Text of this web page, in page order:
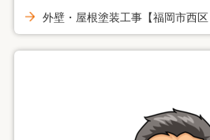
外壁・屋根塗装工事【福岡市西区